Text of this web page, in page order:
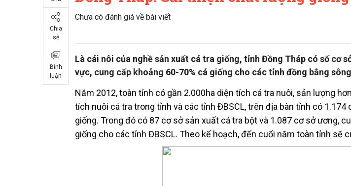
Chia
sẻ
Bình
luận
Chưa có đánh giá về bài viết
Là cái nôi của nghề sản xuất cá tra giống, tỉnh Đồng Tháp có số cơ
vực, cung cấp khoảng 60-70% cá giống cho các tỉnh đồng bằng
Năm 2012, toàn tỉnh có gần 2.000ha diện tích cá tra nuôi, sản lượng
tích nuôi cá tra trong tỉnh và các tỉnh ĐBSCL, trên địa bàn tỉnh có
giống. Trong đó có 87 cơ sở sản xuất cá tra bột và 1.087 cơ sở ương,
giống cho các tỉnh ĐBSCL. Theo kế hoạch, đến cuối năm toàn tỉnh sẽ